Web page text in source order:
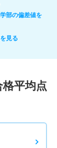
部の偏差値を
見る
平均点